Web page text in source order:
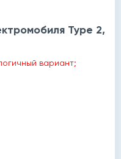
Type 2,
вариант;